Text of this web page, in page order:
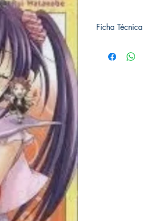
Ficha Técnica
Editorial: NORMA